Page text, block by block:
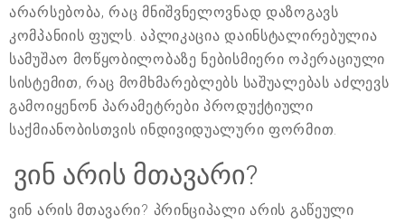
არარსებობა, რაც მნიშვნელოვნად დაზოგავს
კომპანიის ფულს. აპლიკაცია დაინსტალირებულია
სამუშაო მოწყობილობაზე ნებისმიერი ოპერაციული
სისტემით, რაც მომხმარებლებს საშუალებას აძლევს
გამოიყენონ პარამეტრები პროდუქტიული
საქმიანობისთვის ინდივიდუალური ფორმით.
ვინ არის მთავარი?
ვინ არის მთავარი? პრინციპალი არის გაწეული